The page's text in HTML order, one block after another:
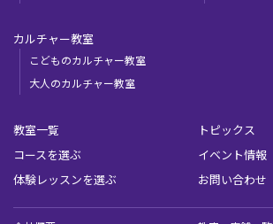
カルチャー教室
こどものカルチャー教室
大人のカルチャー教室
教室一覧
コースを選ぶ
体験レッスンを選ぶ
トピックス
イベント情報
お問い合わせ